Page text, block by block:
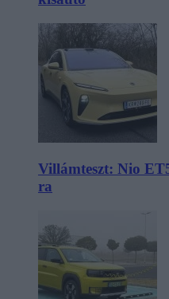
Villámteszt: Nio
ra